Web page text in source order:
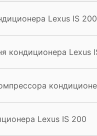
Lexus IS 200
кондиционера Lexus
Lexus IS 200